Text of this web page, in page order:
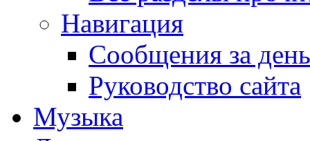
Навигация
Сообщения за день
Руководство сайта
Музыка